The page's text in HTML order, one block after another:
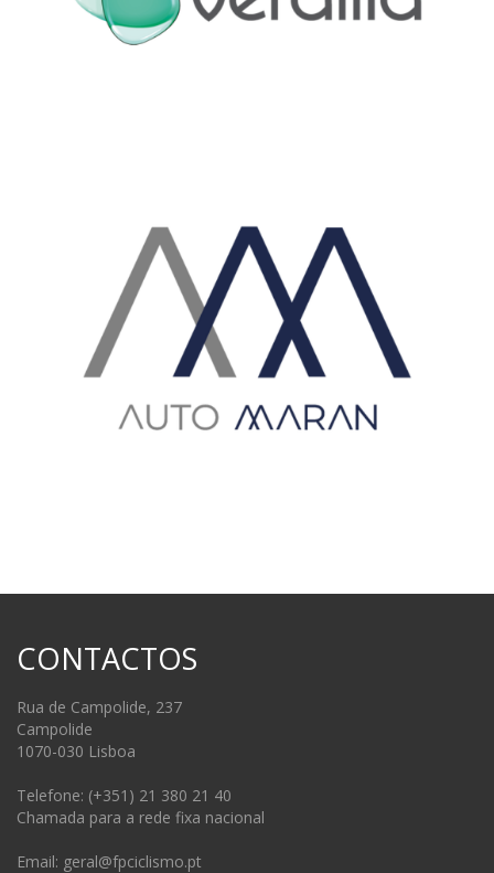
CONTACTOS
Rua de Campolide, 237
Campolide
1070-030 Lisboa
Telefone: (+351) 21 380 21 40
Chamada para a rede fixa nacional
Email: geral@fpciclismo.pt